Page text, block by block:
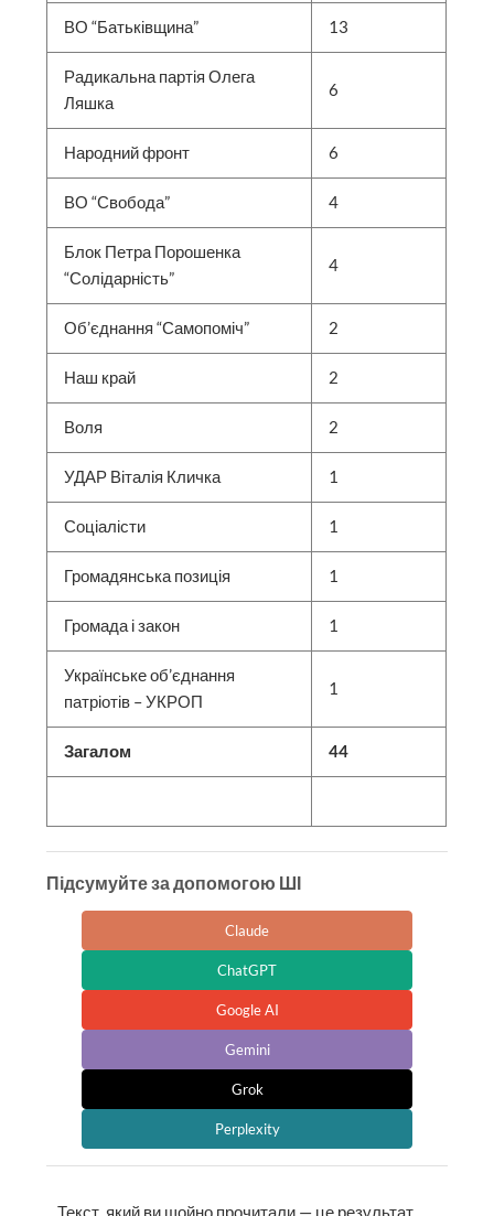
ВО “Батьківщина” 13
Радикальна партія Олега
Ляшка
6
Народний фронт 6
ВО “Свобода” 4
Блок Петра Порошенка
“Солідарність”
4
Об’єднання “Самопоміч” 2
Наш край 2
Воля 2
УДАР Віталія Кличка 1
Соціалісти 1
Громадянська позиція 1
Громада і закон 1
Українське об’єднання
патріотів – УКРОП
1
Загалом 44
Підсумуйте за допомогою ШІ
Claude
ChatGPT
Google AI
Gemini
Grok
Perplexity
Текст, який ви щойно прочитали — це результат